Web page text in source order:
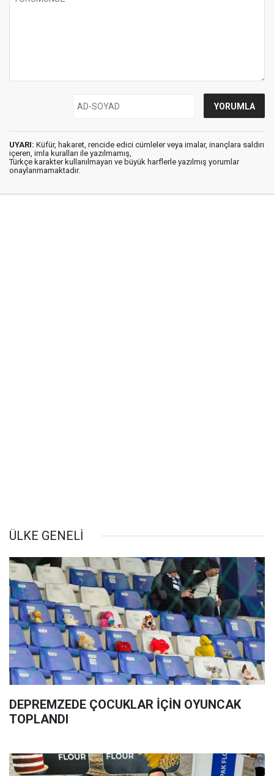
UYARI: Küfür, hakaret, rencide edici cümleler veya imalar, inançlara saldırı
içeren, imla kuralları ile yazılmamış,
Türkçe karakter kullanılmayan ve büyük harflerle yazılmış yorumlar
onaylanmamaktadır.
ÜLKE GENELİ
DEPREMZEDE ÇOCUKLAR İÇİN OYUNCAK
TOPLANDI